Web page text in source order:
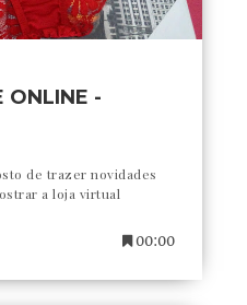
ONLINE -
de trazer novidades
a loja virtual
00:00